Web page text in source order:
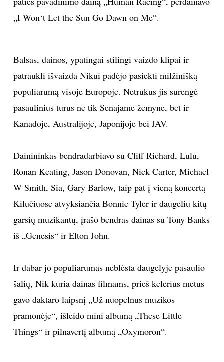
„I Won‘t Let the Sun Go Dawn on Me“.
Balsas, dainos, ypatingai stilingi vaizdo klipai ir
patraukli išvaizda Nikui padėjo pasiekti milžinišką
populiarumą visoje Europoje. Netrukus jis surengė
pasaulinius turus ne tik Senajame žemyne, bet ir
Kanadoje, Australijoje, Japonijoje bei JAV.
Dainininkas bendradarbiavo su Cliff Richard, Lulu,
Ronan Keating, Jason Donovan, Nick Carter, Michael
W Smith, Sia, Gary Barlow, taip pat į vieną koncertą
Kilučiuose atvyksiančia Bonnie Tyler ir daugeliu kitų
garsių muzikantų, įrašo bendras dainas su Tony Banks
iš „Genesis“ ir Elton John.
Ir dabar jo populiarumas neblėsta daugelyje pasaulio
šalių, Nik kuria dainas filmams, prieš kelerius metus
gavo daktaro laipsnį „Už nuopelnus muzikos
pramonėje“, išleido mini albumą „These Little
Things“ ir pilnavertį albumą „Oxymoron“.